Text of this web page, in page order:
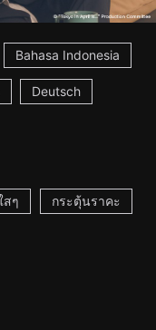
Bahasa Indonesia
Deutsch
สๆ กระตุ้นราคะ